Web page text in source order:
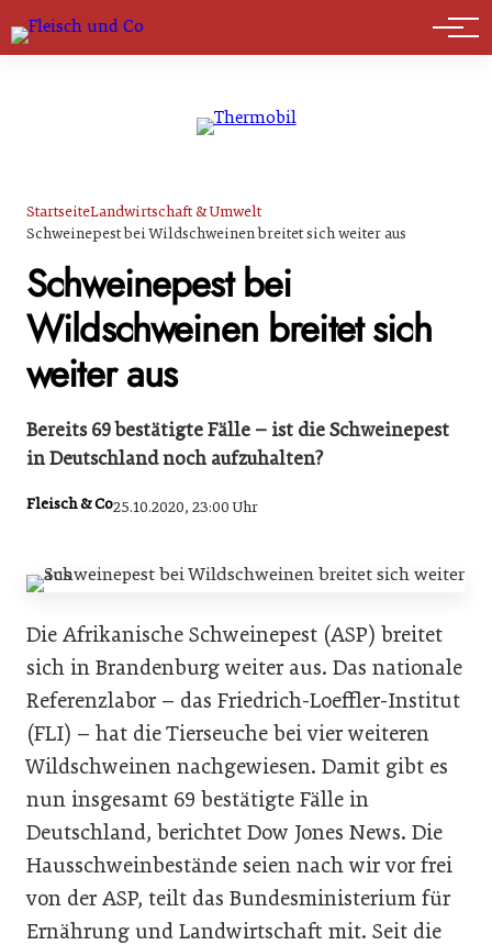
Marktführer
StartseiteLandwirtschaft & Umwelt
Schweinepest bei Wildschweinen breitet sich weiter aus
Schweinepest bei
Wildschweinen breitet sich
weiter aus
Bereits 69 bestätigte Fälle – ist die Schweinepest
in Deutschland noch aufzuhalten?
Fleisch & Co25.10.2020, 23:00 Uhr
Die Afrikanische Schweinepest (ASP) breitet
sich in Brandenburg weiter aus. Das nationale
Referenzlabor – das Friedrich-Loeffler-Institut
(FLI) – hat die Tierseuche bei vier weiteren
Wildschweinen nachgewiesen. Damit gibt es
nun insgesamt 69 bestätigte Fälle in
Deutschland, berichtet Dow Jones News. Die
Hausschweinbestände seien nach wir vor frei
von der ASP, teilt das Bundesministerium für
Ernährung und Landwirtschaft mit. Seit die